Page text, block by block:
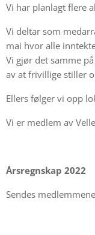
Vi har planlagt flere
Vi deltar som
mai hvor alle
Vi gjør det samme
av at frivillige stiller
Ellers følger vi opp
Vi er medlem av
Årsregnskap 2022
Sendes